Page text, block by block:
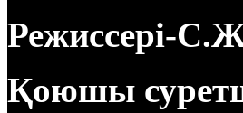
Режиссері-
Қоюшы